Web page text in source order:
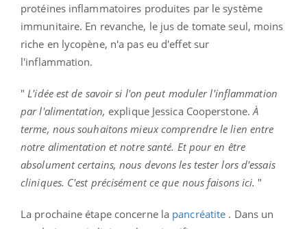
protéines inflammatoires produites par le système
immunitaire. En revanche, le jus de tomate seul, moins
riche en lycopène, n'a pas eu d'effet sur
l'inflammation.
" L'idée est de savoir si l'on peut moduler l'inflammation
par l'alimentation, explique Jessica Cooperstone.À
terme, nous souhaitons mieux comprendre le lien entre
notre alimentation et notre santé. Et pour en être
absolument certains, nous devons les tester lors d'essais
cliniques. C'est précisément ce que nous faisons ici. "
La prochaine étape concerne la pancréatite . Dans un